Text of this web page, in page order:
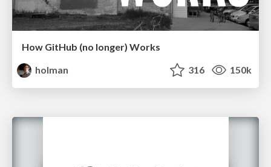
How GitHub (no longer) Works
holman
316 150k